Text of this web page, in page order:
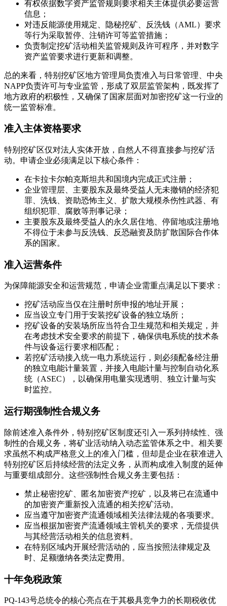
有权依据数字资产监管规则要求相关主体提供必要运营
信息；
对违反能源使用规定、隐秘挖矿、反洗钱（AML）要求
等行为采取暂停、注销许可等监管措施；
负责制定挖矿活动相关监管规则及许可程序，并对数字
资产监管要求进行更新和调整。
总的来看，特别挖矿区地方管理局负责准入与日常管理、中央
NAPP负责许可与专业监管，形成了双层监管架构，既发挥了
地方政府的积极性，又确保了国家层面对加密挖矿这一行业的
统一监管标准。
准入主体资格要求
特别挖矿区仅对法人实体开放，自然人不得直接参与挖矿活
动。申请企业必须满足以下核心条件：
在卡拉卡尔帕克斯坦共和国境内完成正式注册；
企业管理层、主要股东及最终受益人无未撤销的经济犯
罪、洗钱、资助恐怖主义、扩散大规模杀伤性武器、有
组织犯罪、腐败等刑事记录；
主要股东及最终受益人的永久居住地、停留地或注册地
不得位于未参与反洗钱、反恐融资及防扩散国际合作体
系的国家。
准入运营条件
为保障能源安全和运营规范，申请企业需重点满足以下要求：
挖矿活动应当仅在注册时所申报的地址开展；
应当设立专门用于安装挖矿设备的独立场所；
挖矿设备的安装场所应当符合卫生规范和相关规定，并
在考虑技术安全要求的前提下，确保供电系统的技术条
件与设备运行要求相匹配；
若挖矿活动接入统一电力系统运行，则必须配备经注册
的独立电能计量装置，并接入电能计量与控制自动化系
统（ASEC），以确保用电量实现透明、独立计量与实
时监控。
运行期强制性合规义务
除前述准入条件外，特别挖矿区制度还引入一系列持续性、强
制性的合规义务，将矿业活动纳入动态监管体系之中。相关要
求虽然不构成严格意义上的准入门槛，但却是企业在获准进入
特别挖矿区后持续经营的法定义务，从而构成准入制度的延伸
与重要组成部分。这些强制性合规义务主要包括：
禁止秘密挖矿、匿名加密资产挖矿，以及将已在流通中
的加密资产重新投入流通的相关挖矿活动。
应当遵守加密资产流通领域相关法律法规的各项要求。
应当根据加密资产流通领域主管机关的要求，无偿提供
与其经营活动相关的信息资料。
在特别区域内开展经营活动的，应当按照法律规定及
时、足额缴纳各类法定费用。
十年免税政策
PQ-143号总统令的核心亮点在于其极具竞争力的长期税收优